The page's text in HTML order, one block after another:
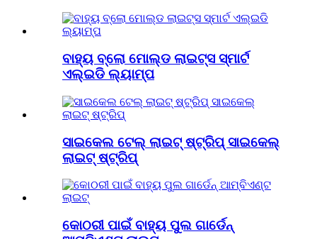
ବାହ୍ୟ ବ୍ଲୋ ମୋଲ୍ଡ ଲାଇଟ୍ସ ସ୍ମାର୍ଟ
ଏଲ୍ଇଡି ଲ୍ୟାମ୍ପ
ସାଇକେଲ ଟେଲ୍ ଲାଇଟ୍ ଷ୍ଟ୍ରିପ୍ ସାଇକେଲ୍
ଲାଇଟ୍ ଷ୍ଟ୍ରିପ୍
କୋଠରୀ ପାଇଁ ବାହ୍ୟ ପୁଲ ଗାର୍ଡେନ୍